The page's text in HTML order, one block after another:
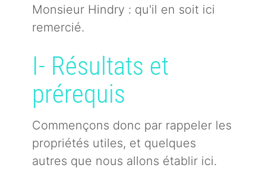
Monsieur Hindry : qu'il en soit ici
remercié.
I- Résultats et
prérequis
Commençons donc par rappeler les
propriétés utiles, et quelques
autres que nous allons établir ici.